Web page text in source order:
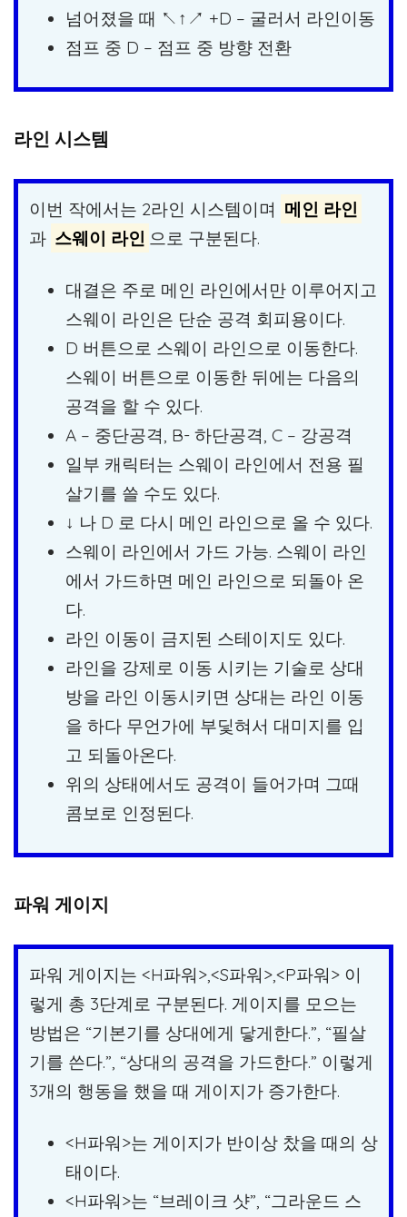
넘어졌을 때 ↖↑↗ +D – 굴러서 라인이동
점프 중 D – 점프 중 방향 전환
라인 시스템
이번 작에서는 2라인 시스템이며 메인 라인
과 스웨이 라인 으로 구분된다.
대결은 주로 메인 라인에서만 이루어지고
스웨이 라인은 단순 공격 회피용이다.
D 버튼으로 스웨이 라인으로 이동한다.
스웨이 버튼으로 이동한 뒤에는 다음의
공격을 할 수 있다.
A – 중단공격, B- 하단공격, C – 강공격
일부 캐릭터는 스웨이 라인에서 전용 필
살기를 쓸 수도 있다.
↓ 나 D 로 다시 메인 라인으로 올 수 있다.
스웨이 라인에서 가드 가능. 스웨이 라인
에서 가드하면 메인 라인으로 되돌아 온
다.
라인 이동이 금지된 스테이지도 있다.
라인을 강제로 이동 시키는 기술로 상대
방을 라인 이동시키면 상대는 라인 이동
을 하다 무언가에 부딫혀서 대미지를 입
고 되돌아온다.
위의 상태에서도 공격이 들어가며 그때
콤보로 인정된다.
파워 게이지
파워 게이지는 <H파워>,<S파워>,<P파워> 이
렇게 총 3단계로 구분된다. 게이지를 모으는
방법은 “기본기를 상대에게 닿게한다.”, “필살
기를 쓴다.”, “상대의 공격을 가드한다.” 이렇게
3개의 행동을 했을 때 게이지가 증가한다.
<H파워>는 게이지가 반이상 찼을 때의 상
태이다.
<H파워>는 “브레이크 샷”, “그라운드 스